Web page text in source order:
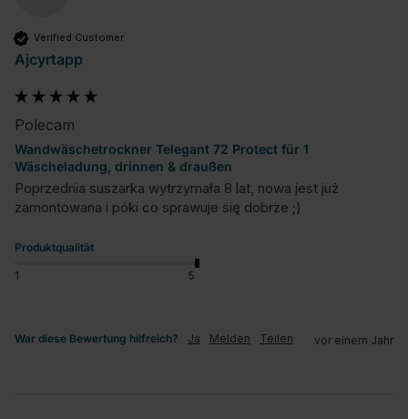
Verified Customer
Ajcyrtapp
Polecam
Wandwäschetrockner Telegant 72 Protect für 1
Wäscheladung, drinnen & draußen
Poprzednia suszarka wytrzymała 8 lat, nowa jest już
zamontowana i póki co sprawuje się dobrze ;)
Produktqualität
1 5
War diese Bewertung hilfreich? Ja Melden Teilen vor einem Jahr